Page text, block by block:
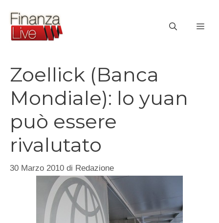
contenuto
Zoellick (Banca
Mondiale): lo yuan
può essere
rivalutato
30 Marzo 2010 di Redazione